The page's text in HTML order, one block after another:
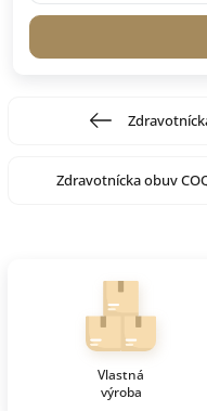
Zdravotnícka obuv
Vlastná
výroba